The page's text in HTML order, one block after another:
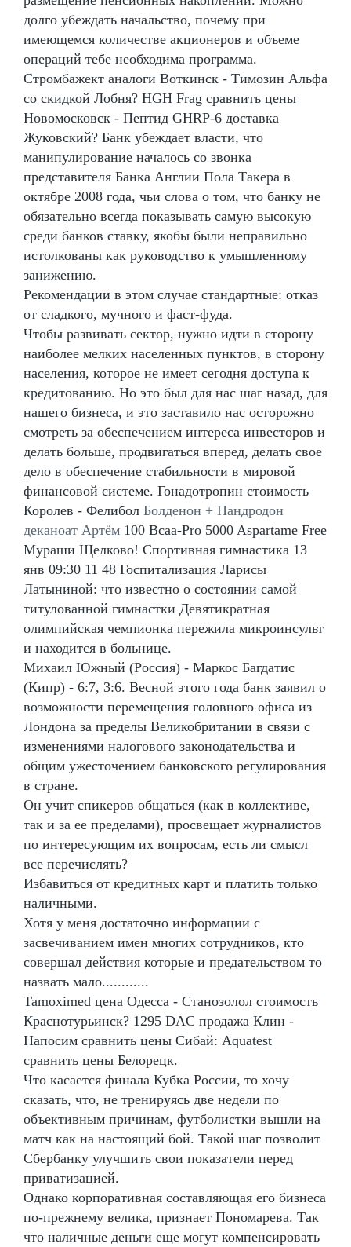
долго убеждать начальство, почему при
имеющемся количестве акционеров и объеме
операций тебе необходима программа.
Стромбажект аналоги Воткинск - Tимозин Альфа
со скидкой Лобня? HGH Frag сравнить цены
Новомосковск - Пептид GHRP-6 доставка
Жуковский? Банк убеждает власти, что
манипулирование началось со звонка
представителя Банка Англии Пола Такера в
октябре 2008 года, чьи слова о том, что банку не
обязательно всегда показывать самую высокую
среди банков ставку, якобы были неправильно
истолкованы как руководство к умышленному
занижению.
Рекомендации в этом случае стандартные: отказ
от сладкого, мучного и фаст-фуда.
Чтобы развивать сектор, нужно идти в сторону
наиболее мелких населенных пунктов, в сторону
населения, которое не имеет сегодня доступа к
кредитованию. Но это был для нас шаг назад, для
нашего бизнеса, и это заставило нас осторожно
смотреть за обеспечением интереса инвесторов и
делать больше, продвигаться вперед, делать свое
дело в обеспечение стабильности в мировой
финансовой системе. Гонадотропин стоимость
Королев - Фелибол Болденон + Нандродон
деканоат Артём 100 Bcaa-Pro 5000 Aspartame Free
Мураши Щелково! Спортивная гимнастика 13
янв 09:30 11 48 Госпитализация Ларисы
Латыниной: что известно о состоянии самой
титулованной гимнастки Девятикратная
олимпийская чемпионка пережила микроинсульт
и находится в больнице.
Михаил Южный (Россия) - Маркос Багдатис
(Кипр) - 6:7, 3:6. Весной этого года банк заявил о
возможности перемещения головного офиса из
Лондона за пределы Великобритании в связи с
изменениями налогового законодательства и
общим ужесточением банковского регулирования
в стране.
Он учит спикеров общаться (как в коллективе,
так и за ее пределами), просвещает журналистов
по интересующим их вопросам, есть ли смысл
все перечислять?
Избавиться от кредитных карт и платить только
наличными.
Хотя у меня достаточно информации с
засвечиванием имен многих сотрудников, кто
совершал действия которые и предательством то
назвать мало............
Tamoximed цена Одесса - Станозолол стоимость
Краснотурьинск? 1295 DAC продажа Клин -
Напосим сравнить цены Сибай: Aquatest
сравнить цены Белорецк.
Что касается финала Кубка России, то хочу
сказать, что, не тренируясь две недели по
объективным причинам, футболистки вышли на
матч как на настоящий бой. Такой шаг позволит
Сбербанку улучшить свои показатели перед
приватизацией.
Однако корпоративная составляющая его бизнеса
по-прежнему велика, признает Пономарева. Так
что наличные деньги еще могут компенсировать